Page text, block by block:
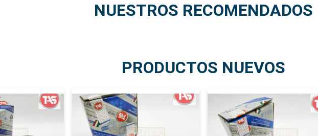
NUESTROS RECOMENDADOS
PRODUCTOS NUEVOS